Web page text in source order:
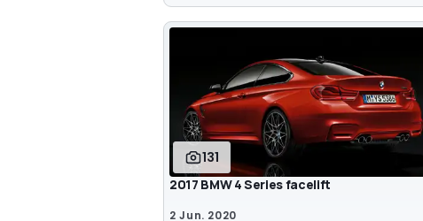
131
2017 BMW 4 Series facelift
2 Jun. 2020